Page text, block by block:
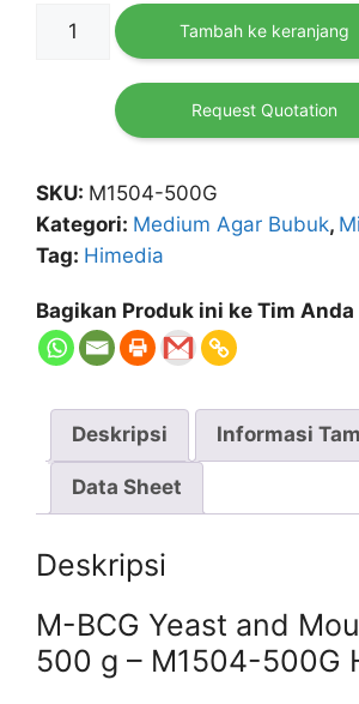
Kuantitas
Agar
500
gr
Tambah ke keranjang
Request Quotation
SKU: M1504-500G
Kategori: Medium Agar Bubuk,
Tag: Himedia
Bagikan Produk ini ke Tim Anda
Deskripsi Informasi
Data Sheet
Deskripsi
M-BCG Yeast and
500 g – M1504-500G